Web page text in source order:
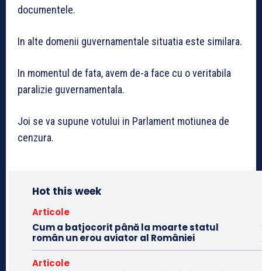
documentele.
In alte domenii guvernamentale situatia este similara.
In momentul de fata, avem de-a face cu o veritabila
paralizie guvernamentala.
Joi se va supune votului in Parlament motiunea de
cenzura.
Hot this week
Articole
Cum a batjocorit până la moarte statul
român un erou aviator al României
Articole